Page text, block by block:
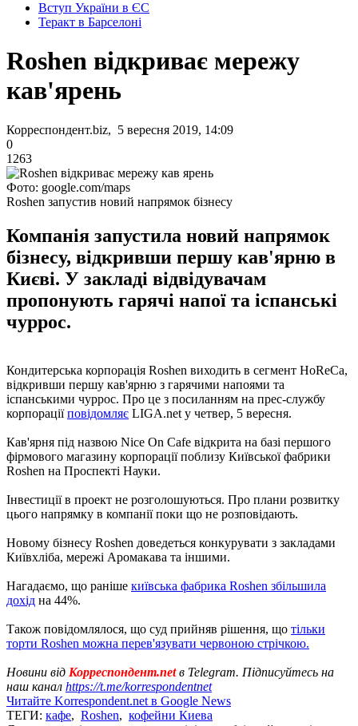
Вступ України в ЄС
Теракт в Барселоні
Roshen відкриває мережу
кав'ярень
Корреспондент.biz, 5 вересня 2019, 14:09
0
1263
Фото: google.com/maps
Roshen запустив новий напрямок бізнесу
Компанія запустила новий напрямок
бізнесу, відкривши першу кав'ярню в
Києві. У закладі відвідувачам
пропонують гарячі напої та іспанські
чуррос.
Кондитерська корпорація Roshen виходить в сегмент HoReCa,
відкривши першу кав'ярню з гарячими напоями та
іспанськими чуррос. Про це з посиланням на прес-службу
корпораціїповідомляє LIGA.net у четвер, 5 вересня.
Кав'ярня під назвою Nice On Cafe відкрита на базі першого
фірмового магазину корпорації поблизу Київської фабрики
Roshen на Проспекті Науки.
Інвестиції в проект не розголошуються. Про плани розвитку
цього напрямку в компанії поки що не розповідають.
Новому бізнесу Roshen доведеться конкурувати з закладами
Київхліба, мережі Аромакава та іншими.
Нагадаємо, що раніше київська фабрика Roshen збільшила
дохід на 44%.
Також повідомлялося, що суд прийняв рішення, що тільки
торти Roshen можна перев'язувати червоною стрічкою.
Новини від Корреспондент.netв Telegram. Підписуйтесь на
наш канал https://t.me/korrespondentnet
Читайте Korrespondent.net в Google News
ТЕГИ: кафе, Roshen, кофейни Киева